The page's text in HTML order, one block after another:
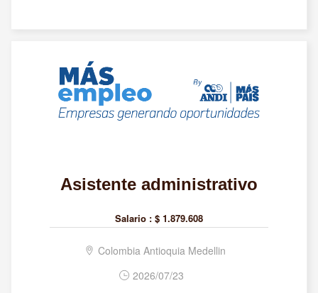
Asistente administrativo
Salario : $ 1.879.608
Colombia Antioquia Medellin
2026/07/23